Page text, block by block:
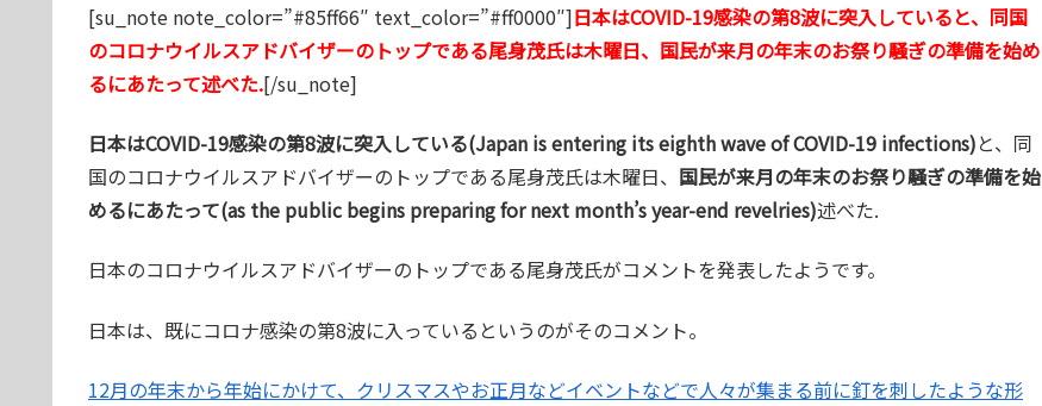
[su_note note_color=”#85ff66″ text_color=”#ff0000″]日本はCOVID-19感染の第8波に突入していると、同国
のコロナウイルスアドバイザーのトップである尾身茂氏は木曜日、国民が来月の年末のお祭り騒ぎの準備を始め
るにあたって述べた.[/su_note]
日本はCOVID-19感染の第8波に突入している(Japan is entering its eighth wave of COVID-19 infections)と、同
国のコロナウイルスアドバイザーのトップである尾身茂氏は木曜日、 国民が来月の年末のお祭り騒ぎの準備を始
めるにあたって(as the public begins preparing for next month’s year-end revelries)述べた.
日本のコロナウイルスアドバイザーのトップである尾身茂氏がコメントを発表したようです。
日本は、既にコロナ感染の第8波に入っているというのがそのコメント。
12月の年末から年始にかけて、クリスマスやお正月などイベントなどで人々が集まる前に釘を刺したような形